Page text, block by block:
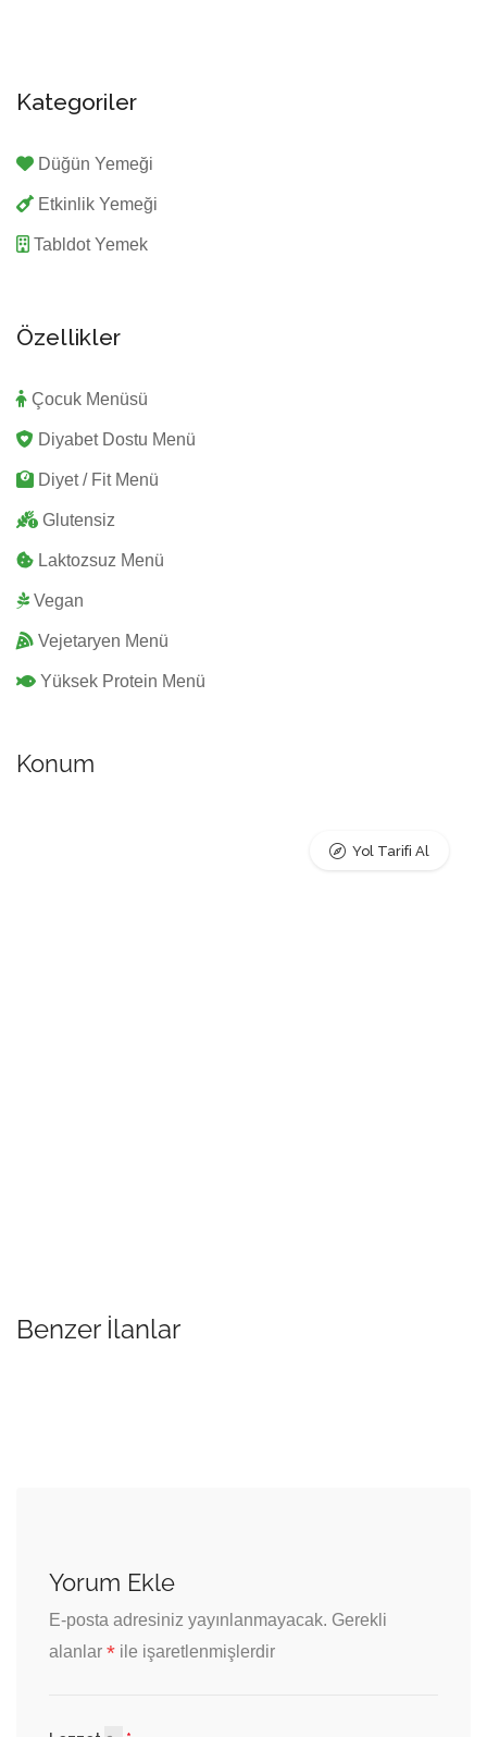
Kategoriler
Düğün Yemeği
Etkinlik Yemeği
Tabldot Yemek
Özellikler
Çocuk Menüsü
Diyabet Dostu Menü
Diyet / Fit Menü
Glutensiz
Laktozsuz Menü
Vegan
Vejetaryen Menü
Yüksek Protein Menü
Konum
Yol Tarifi Al
Benzer İlanlar
Yorum Ekle
E-posta adresiniz yayınlanmayacak. Gerekli
alanlar * ile işaretlenmişlerdir